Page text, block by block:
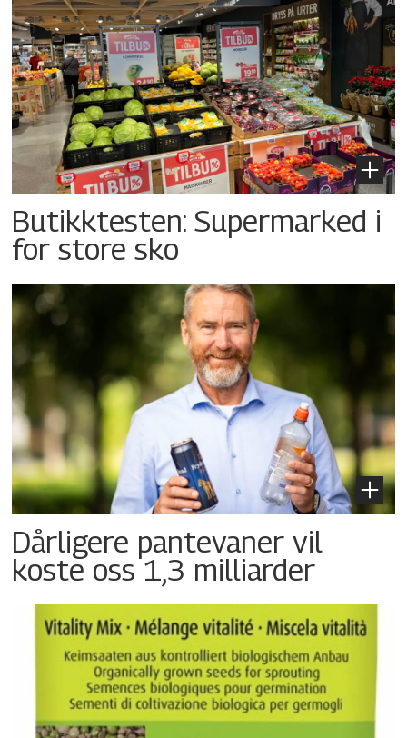
Butikktesten: Supermarked i
for store sko
Dårligere pantevaner vil
koste oss 1,3 milliarder